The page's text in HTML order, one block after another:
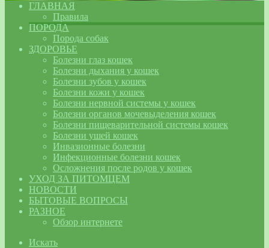
ГЛАВНАЯ
Правила
ПОРОДА
Порода собак
ЗДОРОВЬЕ
Болезни глаз кошек
Болезни дыхания у кошек
Болезни зубов у кошек
Болезни кожи у кошек
Болезни нервной системы у кошек
Болезни органов мочевыделения кошек
Болезни пищеварительной системы кошек
Болезни ушей кошек
Инвазионные болезни
Инфекционные болезни кошек
Осложнения после родов у кошек
УХОД ЗА ПИТОМЦЕМ
НОВОСТИ
БЫТОВЫЕ ВОПРОСЫ
РАЗНОЕ
Обзор интернете
Искать